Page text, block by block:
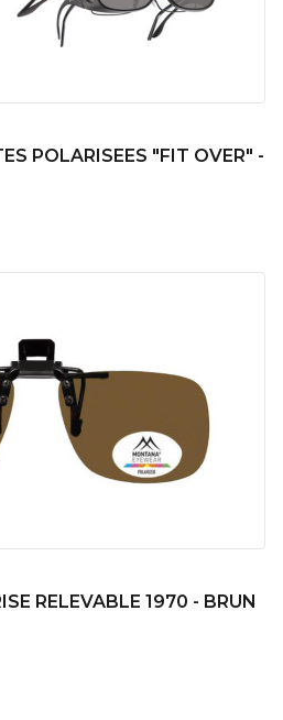
POLARISEES "FIT OVER" -
RELEVABLE 1970 - BRUN